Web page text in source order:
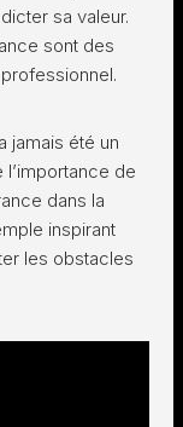
sa valeur.
sont des
jamais été un
de
dans la
inspirant
les obstacles